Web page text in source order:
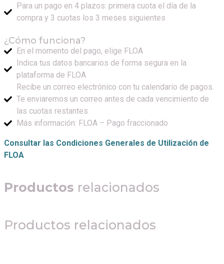
Para un pago en 4 plazos: primera cuota el día de la
compra y 3 cuotas los 3 meses siguientes
¿Cómo funciona?
En el momento del pago, elige FLOA
Indica tus datos bancarios de forma segura en la
plataforma de FLOA
Recibe un correo electrónico con tu calendario de pagos.
Te enviaremos un correo antes de cada vencimiento de
las cuotas restantes
Más información: FLOA – Pago fraccionado
Consultar las Condiciones Generales de Utilización de
FLOA
Productos relacionados
Productos relacionados